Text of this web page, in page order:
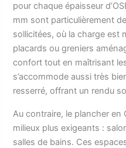
pour chaque épaisseur
mm sont particulièrement
sollicitées, où la charge est
placards ou greniers
confort tout en maîtrisant
s’accommode aussi très
resserré, offrant un rendu
Au contraire, le plancher en
milieux plus exigeants :
salles de bains. Ces